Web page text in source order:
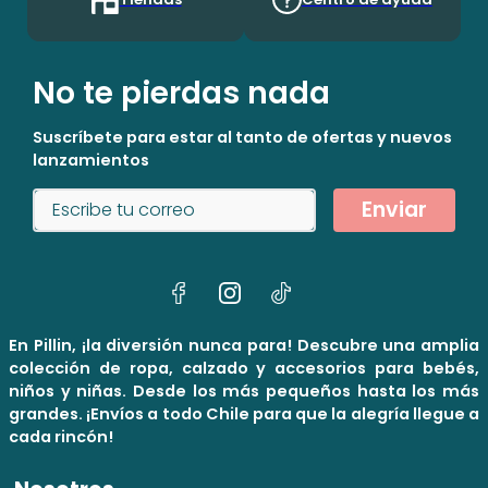
No te pierdas nada
Suscríbete para estar al tanto de ofertas y nuevos
lanzamientos
Enviar
En Pillin, ¡la diversión nunca para! Descubre una amplia
colección de ropa, calzado y accesorios para bebés,
niños y niñas. Desde los más pequeños hasta los más
grandes. ¡Envíos a todo Chile para que la alegría llegue a
cada rincón!